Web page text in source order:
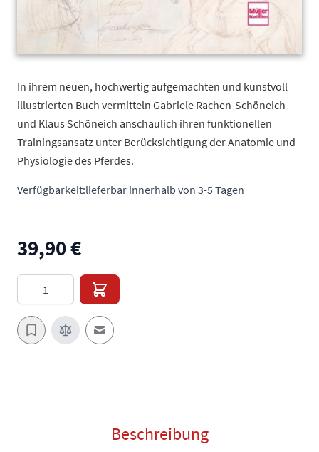
In ihrem neuen, hochwertig aufgemachten und kunstvoll
illustrierten Buch vermitteln Gabriele Rachen-Schöneich
und Klaus Schöneich anschaulich ihren funktionellen
Trainingsansatz unter Berücksichtigung der Anatomie und
Physiologie des Pferdes.
Verfügbarkeit:lieferbar innerhalb von 3-5 Tagen
39,90 €
Menge
E-Mail an einen Freund
Beschreibung